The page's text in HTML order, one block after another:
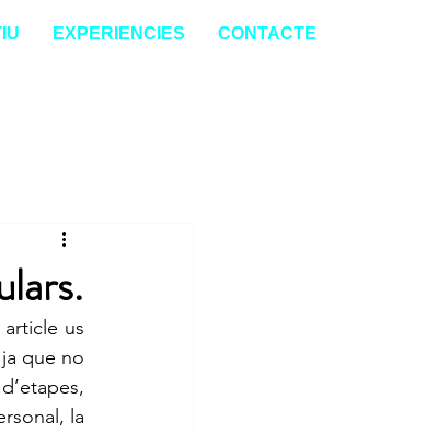
EXPERIENCIES CONTACTE
us
que no
la